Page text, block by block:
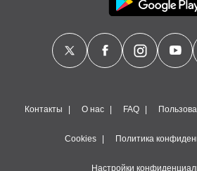
Контакты О нас FAQ
Cookies Политика
Настройки